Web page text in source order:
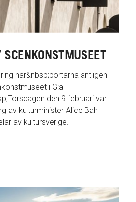
har&nbsp;portarna äntligen
i G:a
den 9 februari var
av kulturminister Alice Bah
av kultursverige.